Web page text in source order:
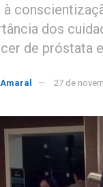
dos
de próstata
27 de